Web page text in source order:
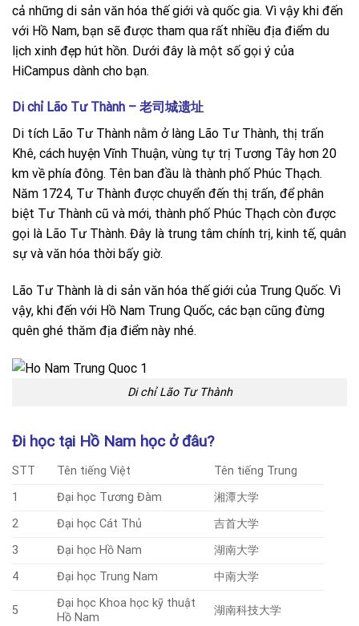
cả những di sản văn hóa thế giới và quốc gia. Vì vậy khi đến
với Hồ Nam, bạn sẽ được tham qua rất nhiều địa điểm du
lịch xinh đẹp hút hồn. Dưới đây là một số gọi ý của
HiCampus dành cho bạn.
Di chỉ Lão Tư Thành – 老司城遗址
Di tích Lão Tư Thành nằm ở làng Lão Tư Thành, thị trấn
Khê, cách huyện Vĩnh Thuận, vùng tự trị Tương Tây hơn 20
km về phía đông. Tên ban đầu là thành phố Phúc Thạch.
Năm 1724, Tư Thành được chuyển đến thị trấn, để phân
biệt Tư Thành cũ và mới, thành phố Phúc Thạch còn được
gọi là Lão Tư Thành. Đây là trung tâm chính trị, kinh tế, quân
sự và văn hóa thời bấy giờ.
Lão Tư Thành là di sản văn hóa thế giới của Trung Quốc. Vì
vậy, khi đến với Hồ Nam Trung Quốc, các bạn cũng đừng
quên ghé thăm địa điểm này nhé.
Di chỉ Lão Tư Thành
Đi học tại Hồ Nam học ở đâu?
STT Tên tiếng Việt
Tên tiếng Trung
1
Đại học Tương Đàm
湘潭大学
2
Đại học Cát Thủ
吉首大学
3
Đại học Hồ Nam
湖南大学
4
Đại học Trung Nam 中南大学
5
Đại học Khoa học kỹ thuật
Hồ Nam
湖南科技大学